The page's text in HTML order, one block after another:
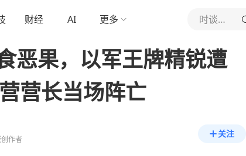
财经 AI 更多 时谈有译
恶果，以军王牌精锐遭
营长当场阵亡
作者
关注